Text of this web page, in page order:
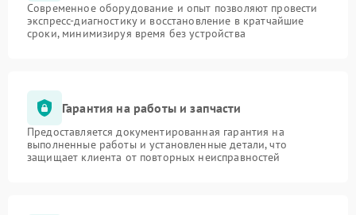
Современное оборудование и опыт позволяют провести
экспресс-диагностику и восстановление в кратчайшие
сроки, минимизируя время без устройства
Гарантия на работы и запчасти
Предоставляется документированная гарантия на
выполненные работы и установленные детали, что
защищает клиента от повторных неисправностей